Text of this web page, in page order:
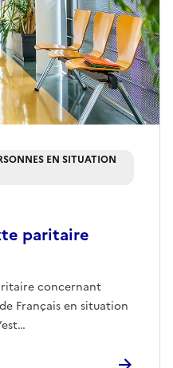
paritaire
concernant
Français en situation
EN SITUATION